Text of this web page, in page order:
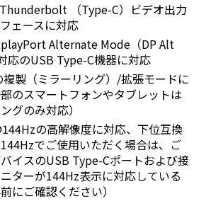
（Type-C）ビデオ出力
ェースに対応
Alternate Mode（DP Alt
応のUSB Type-C機器に対応
複製（ミラーリング）/拡張モードに
のスマートフォンやタブレットは
グのみ対応）
の高解像度に対応、下位互換
でご使用いただく場合は、ご
イスのUSB Type-Cポートおよび接
ターが144Hz表示に対応している
にご確認ください）